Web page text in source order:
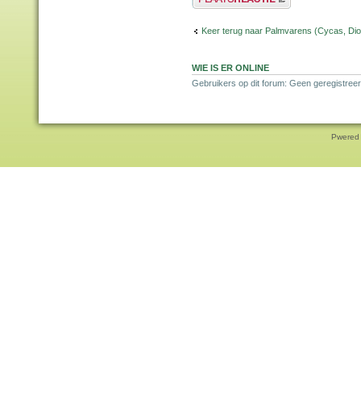
Keer terug naar Palmvarens (Cycas,
WIE IS ER ONLINE
Gebruikers op dit forum: Geen